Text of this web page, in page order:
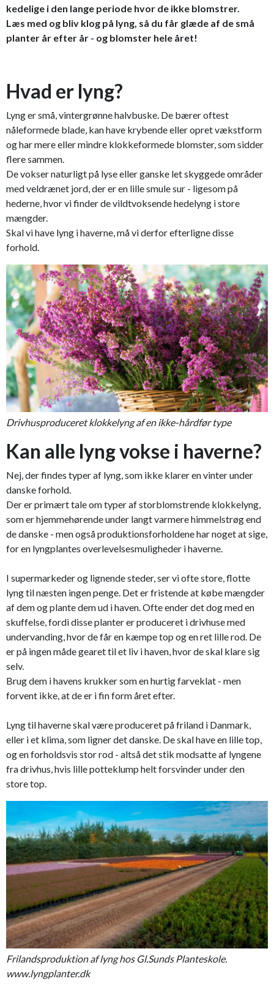
kedelige i den lange periode hvor de ikke blomstrer.
Læs med og bliv klog på lyng, så du får glæde af de små
planter år efter år - og blomster hele året!
Hvad er lyng?
Lyng er små, vintergrønne halvbuske. De bærer oftest
nåleformede blade, kan have krybende eller opret vækstform
og har mere eller mindre klokkeformede blomster, som sidder
flere sammen.
De vokser naturligt på lyse eller ganske let skyggede områder
med veldrænet jord, der er en lille smule sur - ligesom på
hederne, hvor vi finder de vildtvoksende hedelyng i store
mængder.
Skal vi have lyng i haverne, må vi derfor efterligne disse
forhold.
Drivhusproduceret klokkelyng af en ikke-hårdfør type
Kan alle lyng vokse i haverne?
Nej, der findes typer af lyng, som ikke klarer en vinter under
danske forhold.
Der er primært tale om typer af storblomstrende klokkelyng,
som er hjemmehørende under langt varmere himmelstrøg end
de danske - men også produktionsforholdene har noget at sige,
for en lyngplantes overlevelsesmuligheder i haverne.
I supermarkeder og lignende steder, ser vi ofte store, flotte
lyng til næsten ingen penge. Det er fristende at købe mængder
af dem og plante dem ud i haven. Ofte ender det dog med en
skuffelse, fordi disse planter er produceret i drivhuse med
undervanding, hvor de får en kæmpe top og en ret lille rod. De
er på ingen måde gearet til et liv i haven, hvor de skal klare sig
selv.
Brug dem i havens krukker som en hurtig farveklat - men
forvent ikke, at de er i fin form året efter.
Lyng til haverne skal være produceret på friland i Danmark,
eller i et klima, som ligner det danske. De skal have en lille top,
og en forholdsvis stor rod - altså det stik modsatte af lyngene
fra drivhus, hvis lille potteklump helt forsvinder under den
store top.
Frilandsproduktion af lyng hos Gl.Sunds Planteskole.
www.lyngplanter.dk